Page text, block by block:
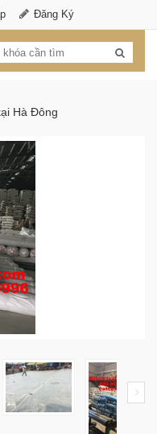
Đăng Ký
Hà Đông